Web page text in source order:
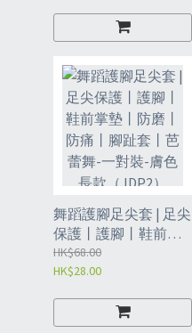
節支撐護具-M碼【36-
41】單只（KEL）
舞蹈護腳足尖套 | 足尖
保護丨護腳丨鞋前掌
墊丨防磨丨防痛丨腳
趾套丨芭蕾舞-一對裝-
HK$68.00
HK$28.00